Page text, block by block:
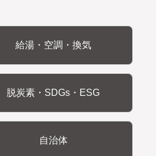
給湯・空調・換気
脱炭素・SDGs・ESG
自治体